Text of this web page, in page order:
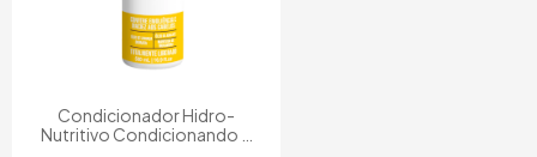
Condicionador Hidro-
Nutritivo Condicionando A